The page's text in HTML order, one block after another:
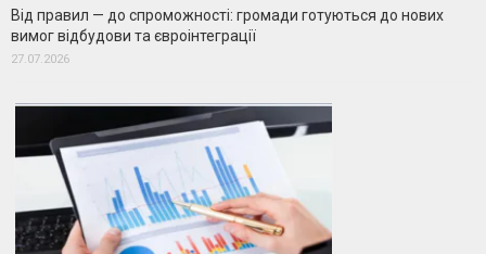
Від правил — до спроможності: громади готуються до нових
вимог відбудови та євроінтеграції
27.07.2026